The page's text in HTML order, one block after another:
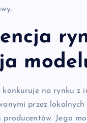
konkuruje na rynku z
przez lokalnych
producentów. Jego